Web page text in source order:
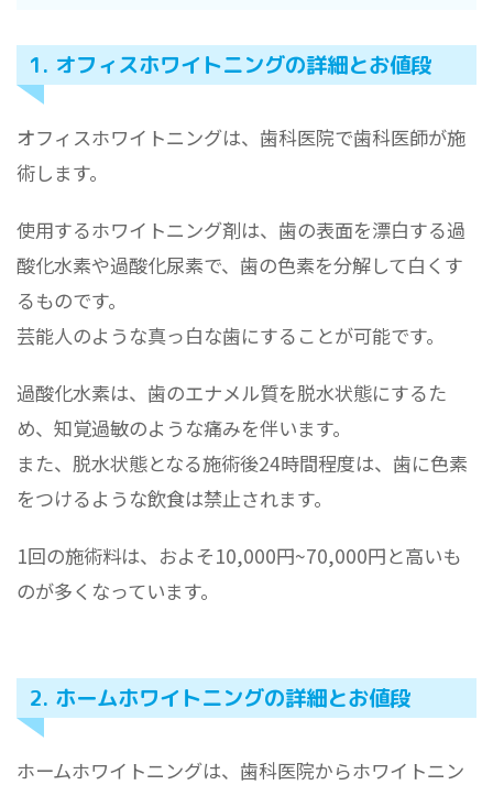
1. オフィスホワイトニングの詳細とお値段
オフィスホワイトニングは、歯科医院で歯科医師が施
術します。
使用するホワイトニング剤は、歯の表面を漂白する過
酸化水素や過酸化尿素で、歯の色素を分解して白くす
るものです。
芸能人のような真っ白な歯にすることが可能です。
過酸化水素は、歯のエナメル質を脱水状態にするた
め、知覚過敏のような痛みを伴います。
また、脱水状態となる施術後24時間程度は、歯に色素
をつけるような飲食は禁止されます。
1回の施術料は、およそ10,000円~70,000円と高いも
のが多くなっています。
2. ホームホワイトニングの詳細とお値段
ホームホワイトニングは、歯科医院からホワイトニン